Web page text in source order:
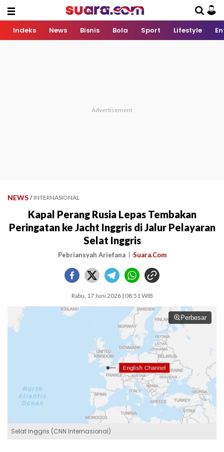
Indeks News Bisnis Bola Sport Lifestyle
NEWS / INTERNASIONAL
Kapal Perang Rusia Lepas Tembakan
Peringatan ke Jacht Inggris di Jalur Pelayaran
Selat Inggris
Pebriansyah Ariefana Suara.Com
Rabu, 17 Juni 2026 | 08:51 WIB
Perbesar
Selat Inggris (CNN Internasional)